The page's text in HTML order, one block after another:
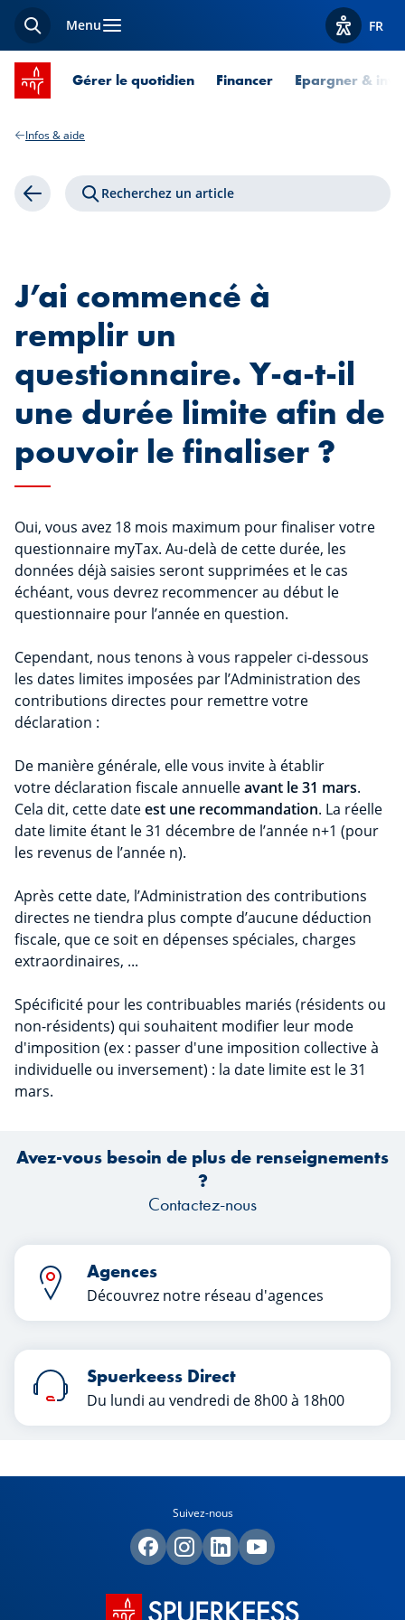
Recherche
Menu Afficher
FR
Accueil SPUERKEESS
Gérer le quotidien Financer Epargner &
Infos & aide
Retour Recherchez un article
J’ai commencé à
remplir un
questionnaire. Y-a-t-il
une durée limite afin de
pouvoir le finaliser ?
Oui, vous avez 18 mois maximum pour finaliser votre
questionnaire myTax. Au-delà de cette durée, les
données déjà saisies seront supprimées et le cas
échéant, vous devrez recommencer au début le
questionnaire pour l’année en question.
Cependant, nous tenons à vous rappeler ci-dessous
les dates limites imposées par l’Administration des
contributions directes pour remettre votre
déclaration :
De manière générale, elle vous invite à établir
votre déclaration fiscale annuelleavant le 31 mars.
Cela dit, cette dateest une recommandation. La réelle
date limite étant le 31 décembre de l’année n+1 (pour
les revenus de l’année n).
Après cette date, l’Administration des contributions
directes ne tiendra plus compte d’aucune déduction
fiscale, que ce soit en dépenses spéciales, charges
extraordinaires, ...
Spécificité pour les contribuables mariés (résidents ou
non-résidents) qui souhaitent modifier leur mode
d'imposition (ex : passer d'une imposition collective à
individuelle ou inversement) : la date limite est le 31
mars.
Avez-vous besoin de plus de renseignements
?
Contactez-nous
Agences
Découvrez notre réseau d'agences
Spuerkeess Direct
Du lundi au vendredi de 8h00 à 18h00
Suivez-nous